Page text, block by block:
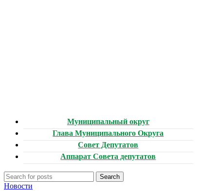
Муниципальный округ
Глава Муниципального Округа
Совет Депутатов
Аппарат Совета депутатов
Search
Новости